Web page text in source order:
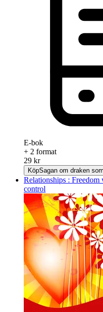
E-bok
+ 2 format
29 kr
KöpSagan om draken
Relationships :
control